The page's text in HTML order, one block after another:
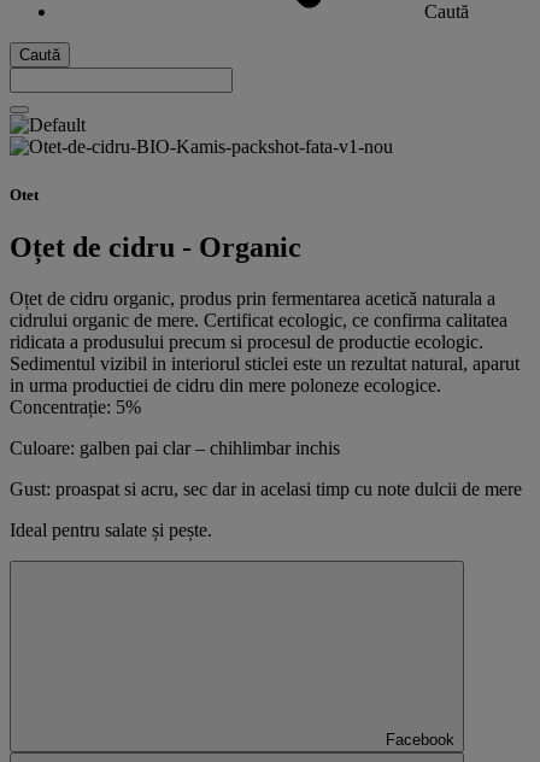
Caută
Caută
Otet
Oțet de cidru - Organic
Oțet de cidru organic, produs prin fermentarea acetică naturala a
cidrului organic de mere. Certificat ecologic, ce confirma calitatea
ridicata a produsului precum si procesul de productie ecologic.
Sedimentul vizibil in interiorul sticlei este un rezultat natural, aparut
in urma productiei de cidru din mere poloneze ecologice.
Concentrație: 5%
Culoare: galben pai clar – chihlimbar inchis
Gust: proaspat si acru, sec dar in acelasi timp cu note dulcii de mere
Ideal pentru salate și pește.
Facebook